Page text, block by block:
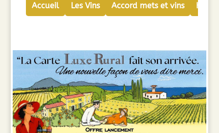
Accueil Les Vins Accord mets et vins